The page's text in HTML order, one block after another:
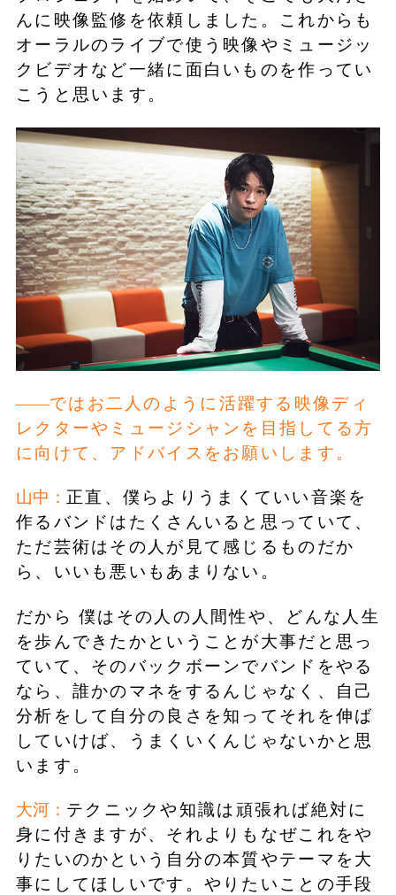
んに映像監修を依頼しました。これからも
オーラルのライブで使う映像やミュージッ
クビデオなど一緒に面白いものを作ってい
こうと思います。
ではお二人のように活躍する映像ディ
レクターやミュージシャンを目指してる方
に向けて、アドバイスをお願いします。
山中： 正直、僕らよりうまくていい音楽を
作るバンドはたくさんいると思っていて、
ただ芸術はその人が見て感じるものだか
ら、いいも悪いもあまりない。
だから 僕はその人の人間性や、どんな人生
を歩んできたかということが大事だと思っ
ていて、そのバックボーンでバンドをやる
なら、誰かのマネをするんじゃなく、自己
分析をして自分の良さを知ってそれを伸ば
していけば、うまくいくんじゃないかと思
います。
大河： テクニックや知識は頑張れば絶対に
身に付きますが、それよりもなぜこれをや
りたいのかという自分の本質やテーマを大
事にしてほしいです。やりたいことの手段